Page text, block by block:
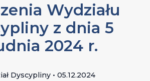
Wydziału
z dnia 5
2024 r.
Dyscypliny • 05.12.2024